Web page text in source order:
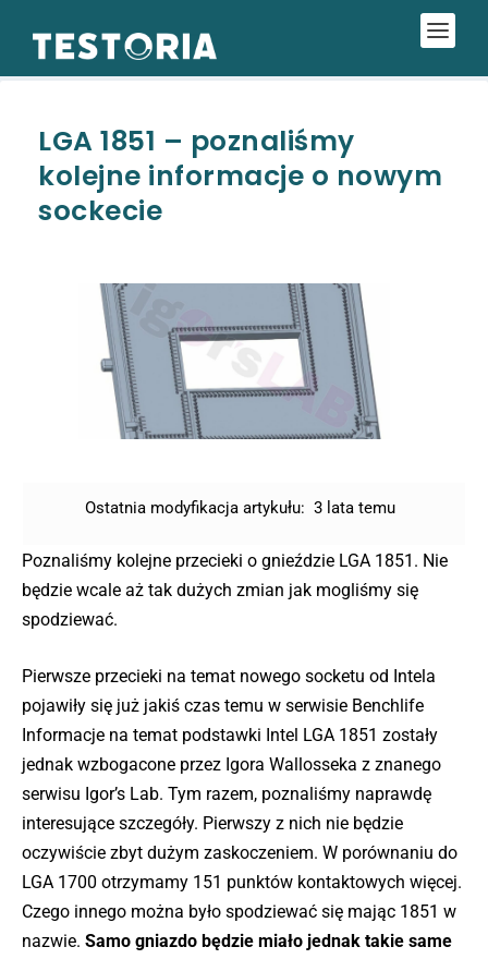
LGA 1851 – poznaliśmy
kolejne informacje o nowym
sockecie
Ostatnia modyfikacja artykułu: 3 lata temu
Poznaliśmy kolejne przecieki o gnieździe LGA 1851. Nie
będzie wcale aż tak dużych zmian jak mogliśmy się
spodziewać.
Pierwsze przecieki na temat nowego socketu od Intela
pojawiły się już jakiś czas temu w serwisie Benchlife
Informacje na temat podstawki Intel LGA 1851 zostały
jednak wzbogacone przez Igora Wallosseka z znanego
serwisu Igor’s Lab. Tym razem, poznaliśmy naprawdę
interesujące szczegóły. Pierwszy z nich nie będzie
oczywiście zbyt dużym zaskoczeniem. W porównaniu do
LGA 1700 otrzymamy 151 punktów kontaktowych więcej.
Czego innego można było spodziewać się mając 1851 w
nazwie. Samo gniazdo będzie miało jednak takie same